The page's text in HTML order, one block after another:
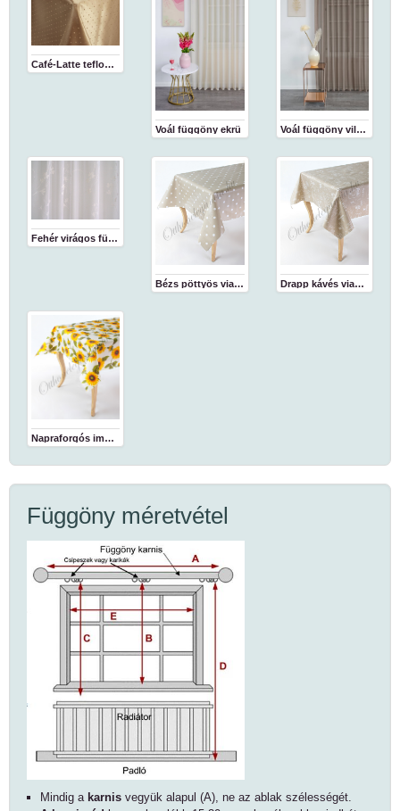
Café-Latte teflon abrosz
Voál függöny ekrü Voál függöny világosbarna
Fehér virágos függöny
Bézs pöttyös viaszosvászon abrosz Drapp kávés viaszosvászon abrosz
Napraforgós impregnált abrosz
Függöny méretvétel
Mindig a karnis vegyük alapul (A), ne az ablak szélességét.